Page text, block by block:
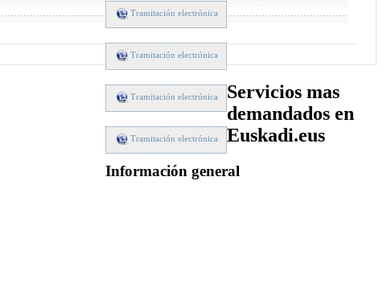
Tramitación electrónica
Tramitación electrónica
Tramitación electrónica
Tramitación electrónica
Servicios mas
demandados en
Euskadi.eus
Información general